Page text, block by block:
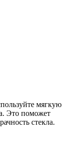
мягкую
Это поможет
стекла.